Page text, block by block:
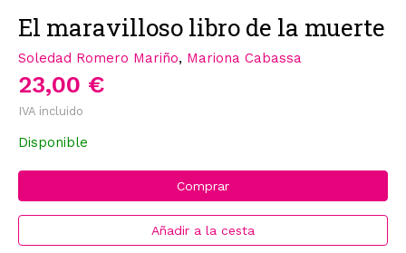
El maravilloso libro de la muerte
Soledad Romero Mariño, Mariona Cabassa
23,00 €
IVA incluido
Disponible
Comprar
Añadir a la cesta